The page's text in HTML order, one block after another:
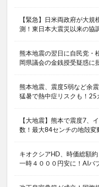
【緊急】日米両政府が大
測！東日本大震災以来の
熊本地震の翌日に自民党・
岡県議会の金銭授受疑惑に
熊本地震、震度5弱など余
猛暑で熱中症リスクも！
【大地震】熊本で震度7、
数！最大84センチの地殻
キオクシアHD、時価総額
一時４０００円安に！AIバ